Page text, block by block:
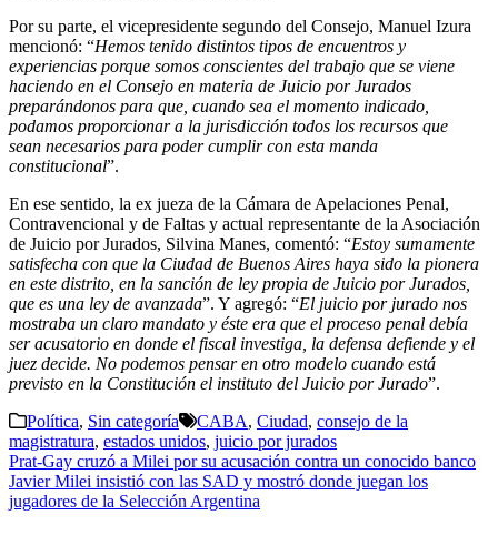
Por su parte, el vicepresidente segundo del Consejo, Manuel Izura
mencionó: “Hemos tenido distintos tipos de encuentros y
experiencias porque somos conscientes del trabajo que se viene
haciendo en el Consejo en materia de Juicio por Jurados
preparándonos para que, cuando sea el momento indicado,
podamos proporcionar a la jurisdicción todos los recursos que
sean necesarios para poder cumplir con esta manda
constitucional”.
En ese sentido, la ex jueza de la Cámara de Apelaciones Penal,
Contravencional y de Faltas y actual representante de la Asociación
de Juicio por Jurados, Silvina Manes, comentó: “Estoy sumamente
satisfecha con que la Ciudad de Buenos Aires haya sido la pionera
en este distrito, en la sanción de ley propia de Juicio por Jurados,
que es una ley de avanzada”. Y agregó: “El juicio por jurado nos
mostraba un claro mandato y éste era que el proceso penal debía
ser acusatorio en donde el fiscal investiga, la defensa defiende y el
juez decide. No podemos pensar en otro modelo cuando está
previsto en la Constitución el instituto del Juicio por Jurado”.
Política, Sin categoría CABA, Ciudad, consejo de la
magistratura, estados unidos, juicio por jurados
Navegación
de
Prat-Gay cruzó a Milei por su acusación contra un conocido banco
Javier Milei insistió con las SAD y mostró donde juegan los
jugadores de la Selección Argentina